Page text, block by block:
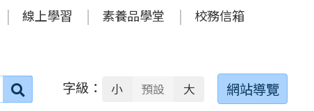
線上學習 素養品學堂 校務信箱
搜
字級： 小 預設 大 網站導覽